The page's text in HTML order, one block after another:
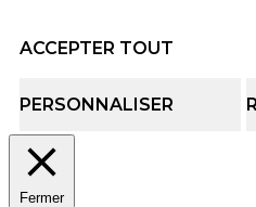
ACCEPTER TOUT
PERSONNALISER
Fermer